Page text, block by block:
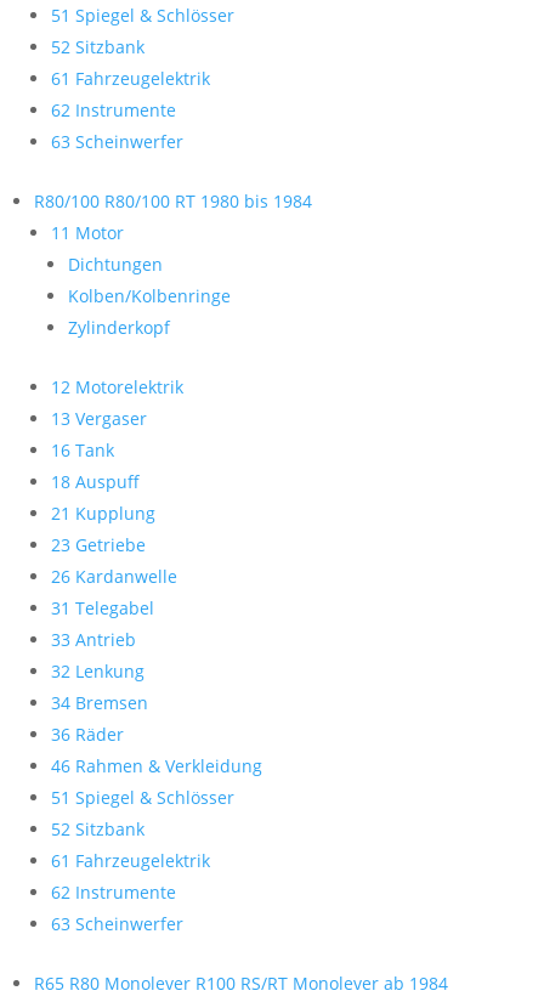
51 Spiegel & Schlösser
52 Sitzbank
61 Fahrzeugelektrik
62 Instrumente
63 Scheinwerfer
R80/100 R80/100 RT 1980 bis 1984
11 Motor
Dichtungen
Kolben/Kolbenringe
Zylinderkopf
12 Motorelektrik
13 Vergaser
16 Tank
18 Auspuff
21 Kupplung
23 Getriebe
26 Kardanwelle
31 Telegabel
33 Antrieb
32 Lenkung
34 Bremsen
36 Räder
46 Rahmen & Verkleidung
51 Spiegel & Schlösser
52 Sitzbank
61 Fahrzeugelektrik
62 Instrumente
63 Scheinwerfer
R65 R80 Monolever R100 RS/RT Monolever ab 1984